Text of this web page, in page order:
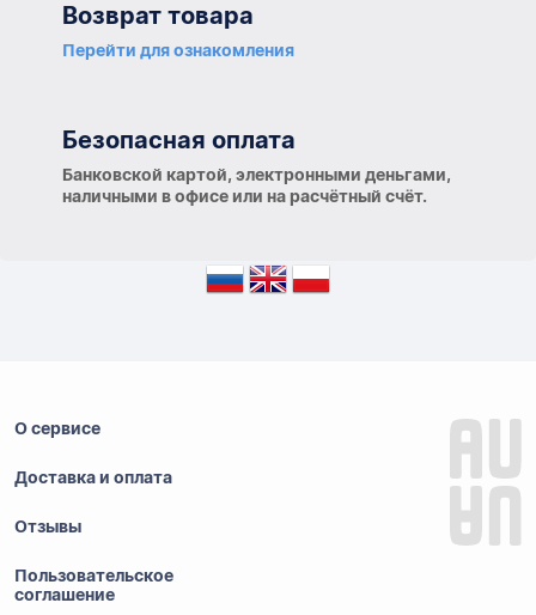
Возврат товара
Перейти для ознакомления
Безопасная оплата
Банковской картой, электронными деньгами,
наличными в офисе или на расчётный счёт.
О сервисе
Доставка и оплата
Отзывы
Пользовательское
соглашение